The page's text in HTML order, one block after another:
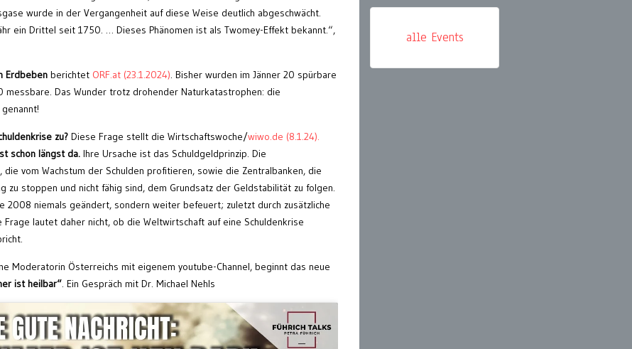
wurde in der Vergangenheit auf diese Weise deutlich abgeschwächt.
ein Drittel seit 1750. … Dieses Phänomen ist als Twomey-Effekt bekannt.“,
Erdbeben berichtet ORF.at (23.1.2024). Bisher wurden im Jänner 20 spürbare
Das Wunder trotz drohender Naturkatastrophen: die
zu? Diese Frage stellt die Wirtschaftswoche/wiwo.de (8.1.24).
schon längst da. Ihre Ursache ist das Schuldgeldprinzip. Die
vom Wachstum der Schulden profitieren, sowie die Zentralbanken, die
zu stoppen und nicht fähig sind, dem Grundsatz der Geldstabilität zu folgen.
2008 niemals geändert, sondern weiter befeuert; zuletzt durch zusätzliche
Frage lautet daher nicht, ob die Weltwirtschaft auf eine Schuldenkrise
Moderatorin Österreichs mit eigenem youtube-Channel, beginnt das neue
ist heilbar“. Ein Gespräch mit Dr. Michael Nehls
alle Events